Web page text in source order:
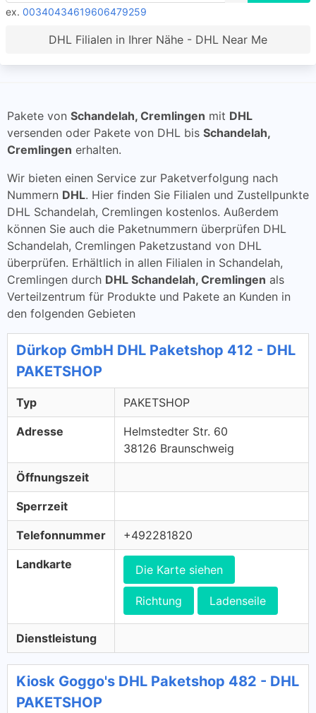
ex. 00340434619606479259
DHL Filialen in Ihrer Nähe - DHL Near Me
Pakete von Schandelah, Cremlingen mit DHL
versenden oder Pakete von DHL bis Schandelah,
Cremlingen erhalten.
Wir bieten einen Service zur Paketverfolgung nach
Nummern DHL. Hier finden Sie Filialen und Zustellpunkte
DHL Schandelah, Cremlingen kostenlos. Außerdem
können Sie auch die Paketnummern überprüfen DHL
Schandelah, Cremlingen Paketzustand von DHL
überprüfen. Erhältlich in allen Filialen in Schandelah,
Cremlingen durch DHL Schandelah, Cremlingen als
Verteilzentrum für Produkte und Pakete an Kunden in
den folgenden Gebieten
Dürkop GmbH DHL Paketshop 412 - DHL
PAKETSHOP
Typ PAKETSHOP
Adresse
Helmstedter Str. 60
38126 Braunschweig
Öffnungszeit
Sperrzeit
Telefonnummer +492281820
Landkarte Die Karte siehen
Richtung Ladenseile
Dienstleistung
Kiosk Goggo's DHL Paketshop 482 - DHL
PAKETSHOP